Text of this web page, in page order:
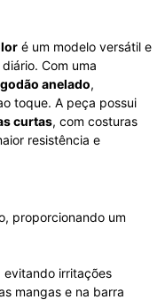
é um modelo versátil e
Com uma
anelado,
toque. A peça possui
curtas, com costuras
resistência e
proporcionando um
evitando irritações
mangas e na barra